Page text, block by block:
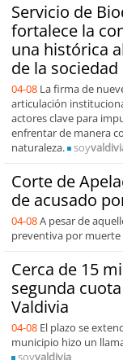
Servicio de
fortalece la
una histórica
de la
04-08 La firma de
articulación
actores clave para
enfrentar de manera
naturaleza.
soy
Corte de
de acusado
04-08A pesar de
preventiva por
Cerca de 15
segunda
Valdivia
04-08 El plazo se
municipio hizo un
soyvaldivia